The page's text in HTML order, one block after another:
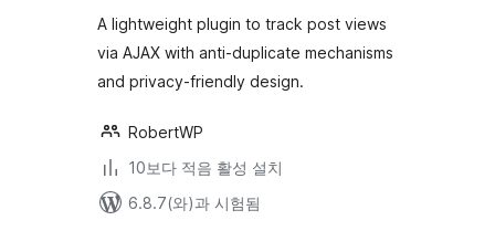
점
A lightweight plugin to track post views
via AJAX with anti-duplicate mechanisms
and privacy-friendly design.
RobertWP
10보다 적음 활성 설치
6.8.7(와)과 시험됨